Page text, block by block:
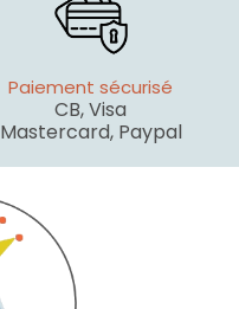
Paiement sécurisé
CB, Visa
Mastercard, Paypal